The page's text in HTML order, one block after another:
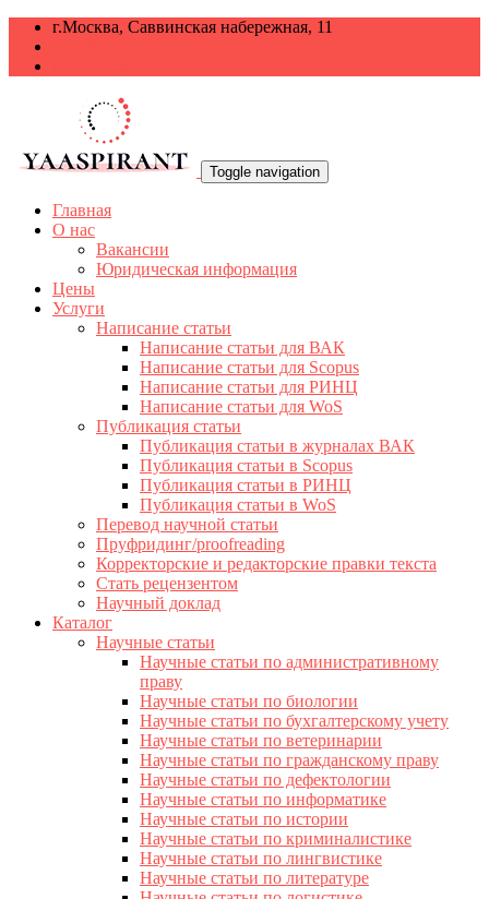
г.Москва, Саввинская набережная, 11
Toggle navigation
Главная
О нас
Вакансии
Юридическая информация
Цены
Услуги
Написание статьи
Написание статьи для ВАК
Написание статьи для Scopus
Написание статьи для РИНЦ
Написание статьи для WoS
Публикация статьи
Публикация статьи в журналах ВАК
Публикация статьи в Scopus
Публикация статьи в РИНЦ
Публикация статьи в WoS
Перевод научной статьи
Пруфридинг/proofreading
Корректорские и редакторские правки текста
Стать рецензентом
Научный доклад
Каталог
Научные статьи
Научные статьи по административному
праву
Научные статьи по биологии
Научные статьи по бухгалтерскому учету
Научные статьи по ветеринарии
Научные статьи по гражданскому праву
Научные статьи по дефектологии
Научные статьи по информатике
Научные статьи по истории
Научные статьи по криминалистике
Научные статьи по лингвистике
Научные статьи по литературе